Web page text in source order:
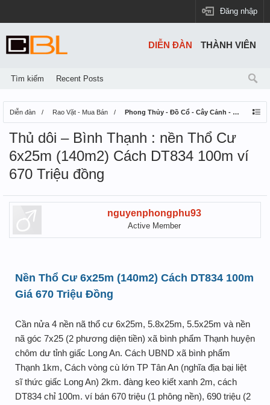
Đăng nhập
Diễn đàn Rao Vặt - Mua Bán Phong Thủy - Đồ Cổ - Cây Cảnh - Thú Nuôi
Thủ dôi – Bình Thạnh : nền Thổ Cư
6x25m (140m2) Cách DT834 100m ví
670 Triệu đồng
nguyenphongphu93
Active Member
Nền Thổ Cư 6x25m (140m2) Cách DT834 100m
Giá 670 Triệu Đồng
Cần nửa 4 nền nã thổ cư 6x25m, 5.8x25m, 5.5x25m và nền
nã góc 7x25 (2 phương diện tiền) xã bình phẩm Thạnh huyện
chôm dư tỉnh giấc Long An. Cách UBND xã bình phẩm
Thạnh 1km, Cách vòng cù lớn TP Tân An (nghĩa địa bại liệt
sĩ thức giấc Long An) 2km. đàng keo kiết xanh 2m, cách
DT834 chỉ 100m. ví bán 670 triệu (1 phông nền), 690 triệu (2
DIỄN ĐÀN
Tìm kiếm Recent Posts
THÀNH VIÊN